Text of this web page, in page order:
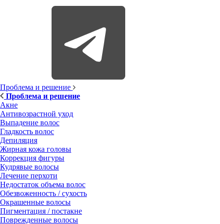
Проблема и решение
Проблема и решение
Акне
Антивозрастной уход
Выпадение волос
Гладкость волос
Депиляция
Жирная кожа головы
Коррекция фигуры
Кудрявые волосы
Лечение перхоти
Недостаток объема волос
Обезвоженность / сухость
Окрашенные волосы
Пигментация / постакне
Поврежденные волосы